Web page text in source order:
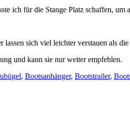
ich für die Stange Platz schaffen,
sich viel leichter verstauen als
und kann sie nur weiter empfehlen.
, Bootsanhänger, Bootstrailer,